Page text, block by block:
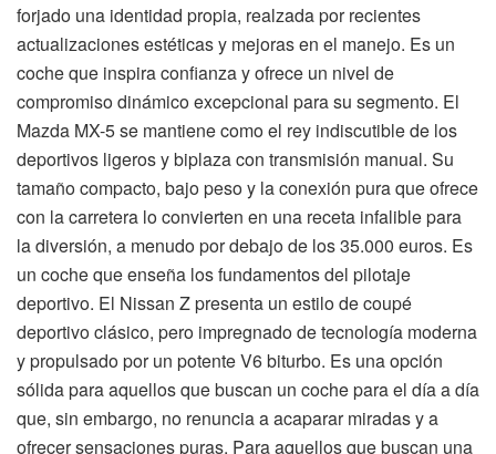
forjado una identidad propia, realzada por recientes
actualizaciones estéticas y mejoras en el manejo. Es un
coche que inspira confianza y ofrece un nivel de
compromiso dinámico excepcional para su segmento. El
Mazda MX-5 se mantiene como el rey indiscutible de los
deportivos ligeros y biplaza con transmisión manual. Su
tamaño compacto, bajo peso y la conexión pura que ofrece
con la carretera lo convierten en una receta infalible para
la diversión, a menudo por debajo de los 35.000 euros. Es
un coche que enseña los fundamentos del pilotaje
deportivo. El Nissan Z presenta un estilo de coupé
deportivo clásico, pero impregnado de tecnología moderna
y propulsado por un potente V6 biturbo. Es una opción
sólida para aquellos que buscan un coche para el día a día
que, sin embargo, no renuncia a acaparar miradas y a
ofrecer sensaciones puras. Para aquellos que buscan una